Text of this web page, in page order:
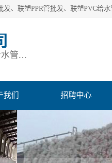
深圳联塑PE管批发、联塑PPR管批发、联塑PVC给水管批发、联塑PVC排水管批发、联塑管道批发等
我们 招聘中心